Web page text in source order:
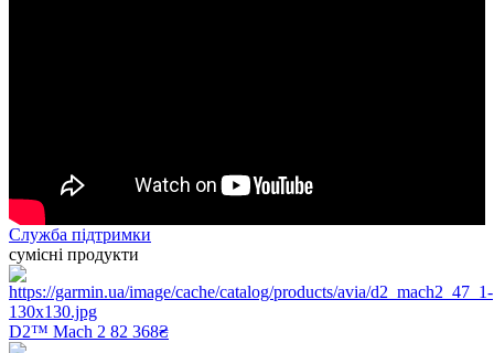
Служба підтримки
сумісні продукти
D2™ Mach 2 82 368₴